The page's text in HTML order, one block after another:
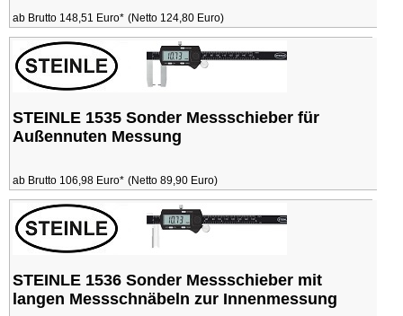
ab Brutto 148,51 Euro* (Netto 124,80 Euro)
STEINLE 1535 Sonder Messschieber für
Außennuten Messung
ab Brutto 106,98 Euro* (Netto 89,90 Euro)
STEINLE 1536 Sonder Messschieber mit
langen Messschnäbeln zur Innenmessung